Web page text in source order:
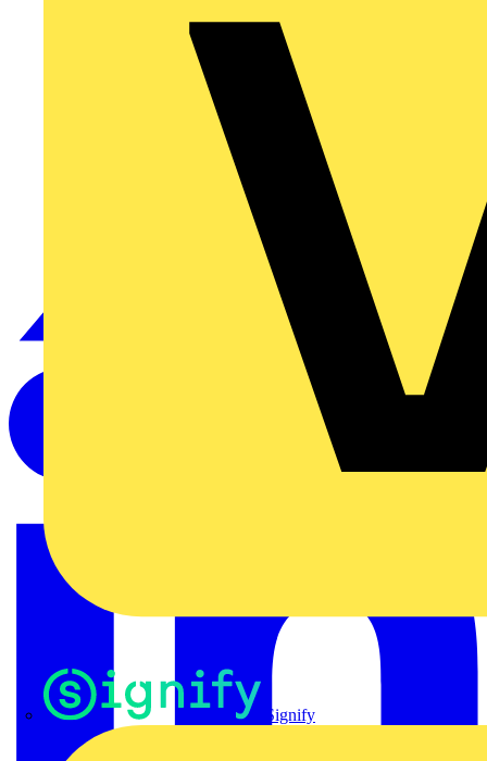
Signify